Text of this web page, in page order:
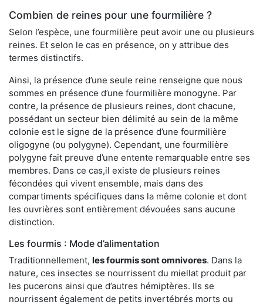
Combien de reines pour une fourmilière ?
Selon l’espèce, une fourmilière peut avoir une ou plusieurs
reines. Et selon le cas en présence, on y attribue des
termes distinctifs.
Ainsi, la présence d’une seule reine renseigne que nous
sommes en présence d’une fourmilière monogyne. Par
contre, la présence de plusieurs reines, dont chacune,
possédant un secteur bien délimité au sein de la même
colonie est le signe de la présence d’une fourmilière
oligogyne (ou polygyne). Cependant, une fourmilière
polygyne fait preuve d’une entente remarquable entre ses
membres. Dans ce cas,il existe de plusieurs reines
fécondées qui vivent ensemble, mais dans des
compartiments spécifiques dans la même colonie et dont
les ouvrières sont entièrement dévouées sans aucune
distinction.
Les fourmis : Mode d’alimentation
Traditionnellement, les fourmis sont omnivores. Dans la
nature, ces insectes se nourrissent du miellat produit par
les pucerons ainsi que d’autres hémiptères. Ils se
nourrissent également de petits invertébrés morts ou